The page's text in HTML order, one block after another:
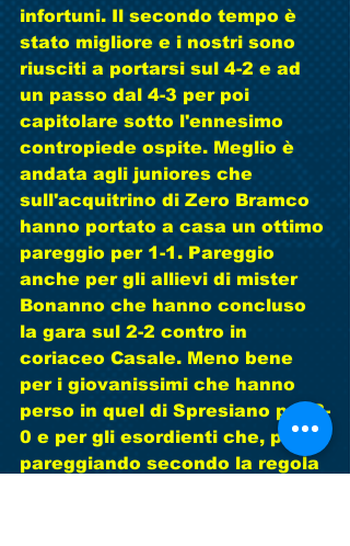
infortuni. Il secondo tempo è
stato migliore e i nostri sono
riusciti a portarsi sul 4-2 e ad
un passo dal 4-3 per poi
capitolare sotto l'ennesimo
contropiede ospite. Meglio è
andata agli juniores che
sull'acquitrino di Zero Bramco
hanno portato a casa un ottimo
pareggio per 1-1. Pareggio
anche per gli allievi di mister
Bonanno che hanno concluso
la gara sul 2-2 contro in
coriaceo Casale. Meno bene
per i giovanissimi che hanno
perso in quel di Spresiano per 2-
0 e per gli esordienti che, pur
pareggiando secondo la regola